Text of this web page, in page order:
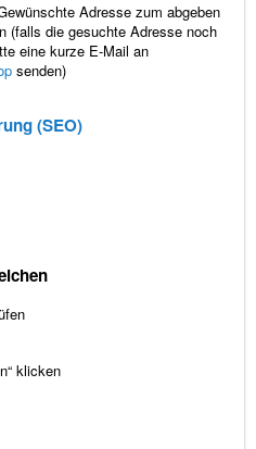
Adresse zum abgeben
(falls die gesuchte Adresse noch
eine kurze E-Mail an
senden)
(SEO)
klicken